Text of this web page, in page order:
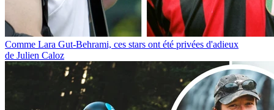
Comme Lara Gut-Behrami, ces stars ont été privées d'adieux
de Julien Caloz